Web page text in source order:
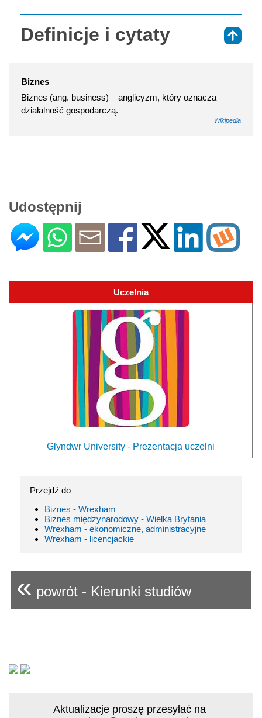
Definicje i cytaty
Biznes
Biznes (ang. business) – anglicyzm, który oznacza
działalność gospodarczą.
Wikipedia
Udostępnij
Uczelnia
Glyndwr University - Prezentacja uczelni
Przejdź do
Biznes - Wrexham
Biznes międzynarodowy - Wielka Brytania
Wrexham - ekonomiczne, administracyjne
Wrexham - licencjackie
« powrót - Kierunki studiów
Aktualizacje proszę przesyłać na